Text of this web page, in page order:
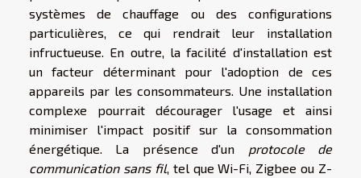
systèmes de chauffage ou des configurations
particulières, ce qui rendrait leur installation
infructueuse. En outre, la facilité d'installation est
un facteur déterminant pour l'adoption de ces
appareils par les consommateurs. Une installation
complexe pourrait décourager l'usage et ainsi
minimiser l'impact positif sur la consommation
énergétique. La présence d'un protocole de
communication sans fil, tel que Wi-Fi, Zigbee ou Z-